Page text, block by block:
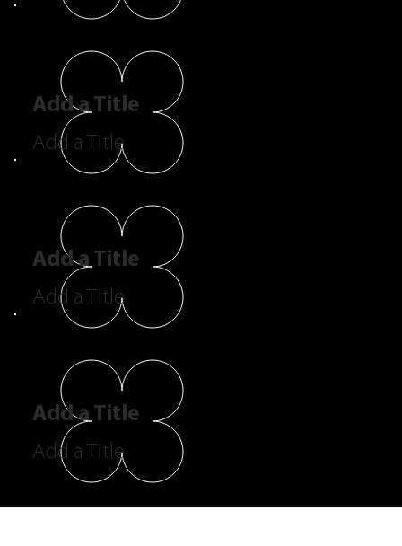
Add a Title
Add a Title
Add a Title
Add a Title
Add a Title
Add a Title